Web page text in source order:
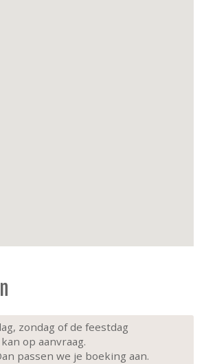
zondag of de feestdag
op aanvraag.
passen we je boeking aan.